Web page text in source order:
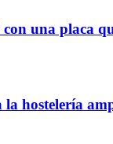
una placa
hostelería